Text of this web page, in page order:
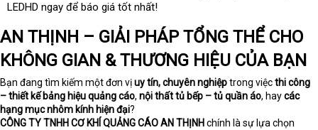
hàng
LEDHD ngay đẹp
để báo giá tốt nhất!
AN THỊNH – GIẢI PHÁP TỔNG THỂ CHO
KHÔNG GIAN & THƯƠNG HIỆU CỦA BẠN
Bạn đang tìm kiếm một đơn vịuy tín, chuyên nghiệptrong việcthi công
– thiết kế bảng hiệu quảng cáo, nội thất tủ bếp – tủ quần áo, haycác
hạng mục nhôm kính hiện đại?
CÔNG TY TNHH CƠ KHÍ QUẢNG CÁO AN THỊNH chính là sự lựa chọn